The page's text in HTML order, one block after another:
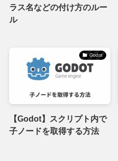
ラス名などの付け方のルー
ル
Godot
【Godot】スクリプト内で
子ノードを取得する方法